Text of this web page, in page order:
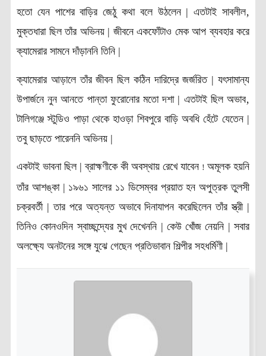
হতো যেন পাশের বাড়ির জেঠু কথা বলে উঠলেন | এতটাই সাবলীল‚
মুক্তধারা ছিল তাঁর অভিনয় | জীবনে একফোঁটাও মেক আপ ব্যবহার করে
ক্যামেরার সামনে দাঁড়াননি তিনি |
ক্যামেরার আড়ালে তাঁর জীবন ছিল কঠিন দারিদ্রে জর্জরিত | যৎসামান্য
উপার্জনে নুন আনতে পান্তা ফুরোনোর মতো দশা | এতটাই ছিল অভাব‚
টালিগঞ্জে স্টুডিও পাড়া থেকে হাওড়া শিবপুরে বাড়ি অবধি হেঁটে যেতেন |
তবু ছাড়তে পারেননি অভিনয় |
একটাই ভাবনা ছিল | ব্রাহ্মণীকে কী অবস্থায় রেখে যাবেন ! অমূলক হয়নি
তাঁর আশঙ্কা | ১৯৬১ সালের ১১ ডিসেম্বর প্রয়াত হন অপুত্রক তুলসী
চক্রবর্তী | তার পরে অত্যন্ত অভাবে দিনাযাপন করেছিলেন তাঁর স্ত্রী |
তিনিও কোনওদিন স্বাচ্ছন্দ্যের মুখ দেখেননি | কেউ খোঁজ নেয়নি | সবার
অলক্ষ্যে অনটনের সঙ্গে যুঝে গেছেন প্রতিভাবান শিল্পীর সহধর্মিণী |